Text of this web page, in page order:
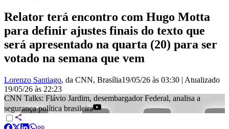
Relator terá encontro com Hugo Motta
para definir ajustes finais do texto que
será apresentado na quarta (20) para ser
votado na semana que vem
Lorenzo Santiago, da CNN, Brasília19/05/26 às 03:30 | Atualizado
19/05/26 às 22:23
CNN Talks: Flávio Jardim, desembargador Federal, analisa a
segurança política brasileira